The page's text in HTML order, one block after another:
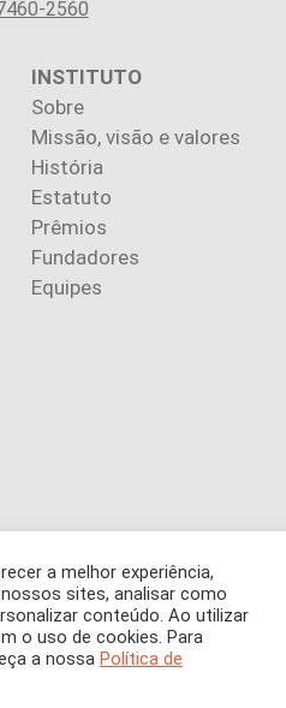
2560
INSTITUTO
Sobre
Missão, visão e valores
História
Estatuto
Prêmios
Fundadores
Equipes
HOJE. Todos os direitos
refletem exclusivamente a
seus autores.
ou parcial, do conteúdo (imagens
a melhor experiência,
sites, analisar como
conteúdo. Ao utilizar
o uso de cookies. Para
a nossa Política de